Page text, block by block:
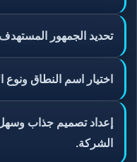
تحديد الجمهور
اختيار اسم النطاق ونوع
إعداد تصميم جذاب
الشركة.